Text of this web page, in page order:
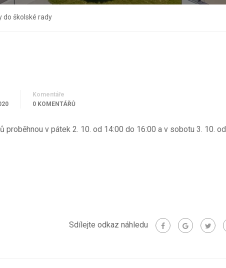
do školské rady
Komentáře
0 KOMENTÁŘŮ
v pátek 2. 10. od 14:00 do 16:00 a v sobotu 3. 10. od
Sdílejte odkaz náhledu